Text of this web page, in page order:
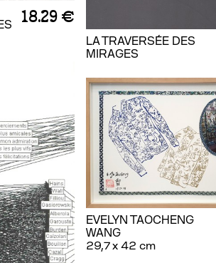
18.29 €
LA TRAVERSÉE DES
MIRAGES
EVELYN TAOCHENG
WANG
29,7 x 42 cm